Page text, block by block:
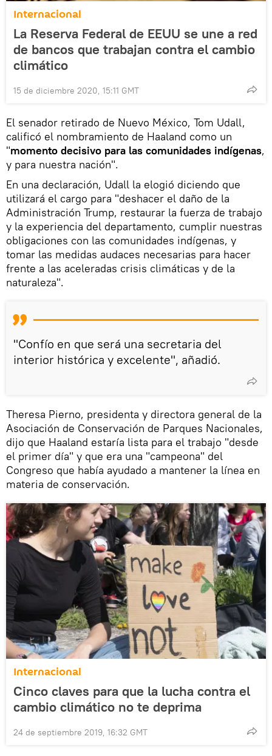
Internacional
La Reserva Federal de EEUU se une a red
de bancos que trabajan contra el cambio
climático
15 de diciembre 2020, 15:11 GMT
El senador retirado de Nuevo México, Tom Udall,
calificó el nombramiento de Haaland como un
"momento decisivo para las comunidades indígenas,
y para nuestra nación".
En una declaración, Udall la elogió diciendo que
utilizará el cargo para "deshacer el daño de la
Administración Trump, restaurar la fuerza de trabajo
y la experiencia del departamento, cumplir nuestras
obligaciones con las comunidades indígenas, y
tomar las medidas audaces necesarias para hacer
frente a las aceleradas crisis climáticas y de la
naturaleza".
"Confío en que será una secretaria del
interior histórica y excelente", añadió.
Theresa Pierno, presidenta y directora general de la
Asociación de Conservación de Parques Nacionales,
dijo que Haaland estaría lista para el trabajo "desde
el primer día" y que era una "campeona" del
Congreso que había ayudado a mantener la línea en
materia de conservación.
Internacional
Cinco claves para que la lucha contra el
cambio climático no te deprima
24 de septiembre 2019, 16:32 GMT